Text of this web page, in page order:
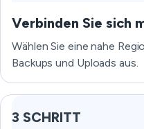
Verbinden Sie sich
Wählen Sie eine nahe
Backups und Uploads aus.
3 SCHRITT